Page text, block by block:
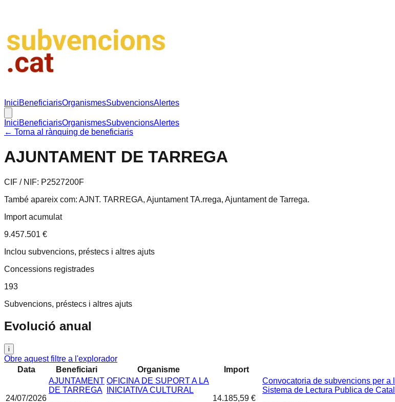
IniciBeneficiarisOrganismesSubvencionsAlertes
IniciBeneficiarisOrganismesSubvencionsAlertes
← Torna al rànquing de beneficiaris
AJUNTAMENT DE TARREGA
CIF / NIF: P2527200F
També apareix com: AJNT. TARREGA, Ajuntament TA.rrega, Ajuntament de Tarrega.
Import acumulat
9.457.501 €
Inclou subvencions, préstecs i altres ajuts
Concessions registrades
193
Subvencions, préstecs i altres ajuts
Evolució anual
i
Obre aquest filtre a l'explorador
Data
Beneficiari Organisme Import
24/07/2026
AJUNTAMENT
DE TARREGA
OFICINA DE SUPORT A LA
INICIATIVA CULTURAL
14.185,59 €
Convocatoria de subvencions per a
Sistema de Lectura Publica de